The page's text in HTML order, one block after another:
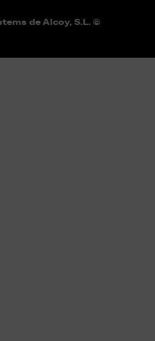
de Alcoy, S.L. ©